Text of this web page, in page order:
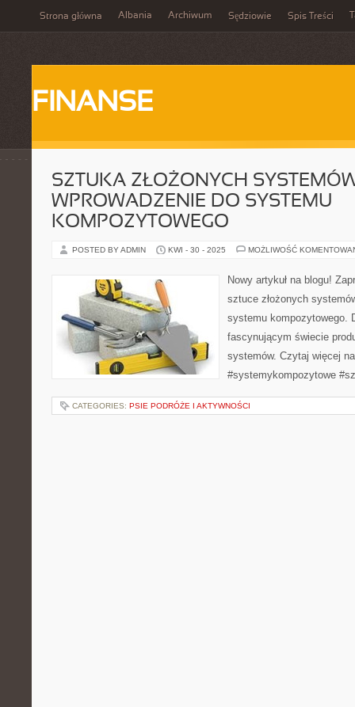
Strona główna Albania Archiwum Sędziowie Spis Treści
FINANSE
SZTUKA ZŁOŻONYCH
WPROWADZENIE DO SYSTEMU
KOMPOZYTOWEGO
POSTED BY ADMIN KWI - 30 - 2025 MOŻLIWOŚĆ
Nowy artykuł na blogu!
sztuce złożonych
systemu kompozytowego.
fascynującym świecie
systemów. Czytaj więcej
#systemykompozytowe
CATEGORIES: PSIE PODRÓŻE I AKTYWNOŚCI